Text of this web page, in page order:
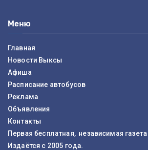
Меню
Главная
Новости Выксы
Афиша
Расписание автобусов
Реклама
Объявления
Контакты
Первая бесплатная, независимая
Издаётся с 2005 года.